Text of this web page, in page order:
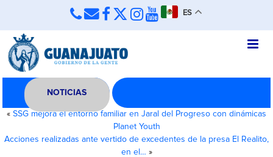
ES
NOTICIAS
« SSG mejora el entorno familiar en Jaral del Progreso con dinámicas
Planet Youth
Acciones realizadas ante vertido de excedentes de la presa El Realito,
en el… »